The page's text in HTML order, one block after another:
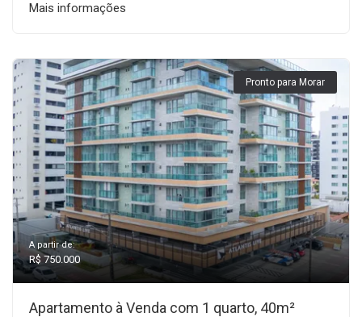
Mais informações
Pronto para Morar
A partir de:
R$ 750.000
Apartamento à Venda com 1 quarto, 40m²